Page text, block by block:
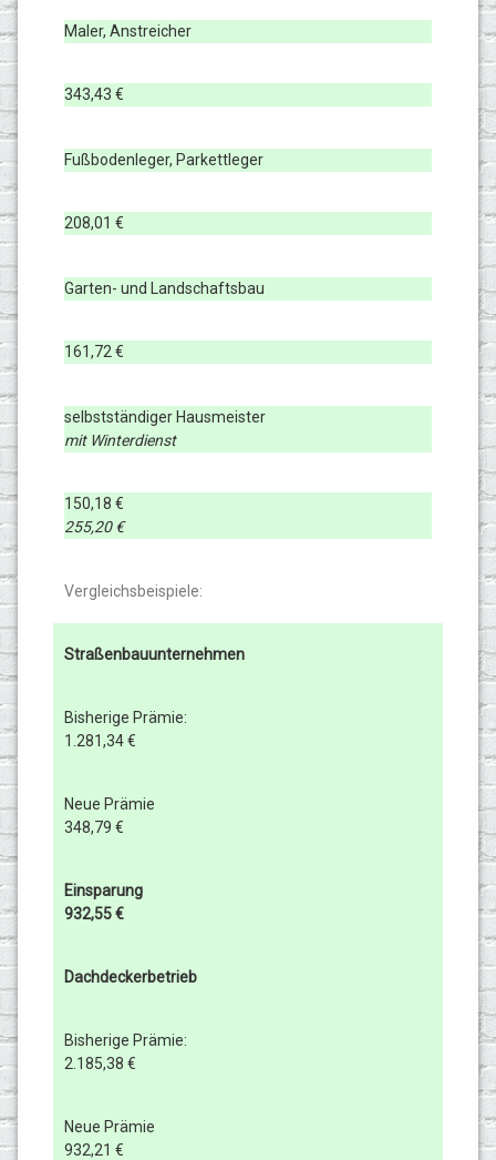
Maler, Anstreicher
343,43 €
Fußbodenleger, Parkettleger
208,01 €
Garten- und Landschaftsbau
161,72 €
selbstständiger Hausmeister
mit Winterdienst
150,18 €
255,20 €
Vergleichsbeispiele:
Straßenbauunternehmen
Bisherige Prämie:
1.281,34 €
Neue Prämie
348,79 €
Einsparung
932,55 €
Dachdeckerbetrieb
Bisherige Prämie:
2.185,38 €
Neue Prämie
932,21 €